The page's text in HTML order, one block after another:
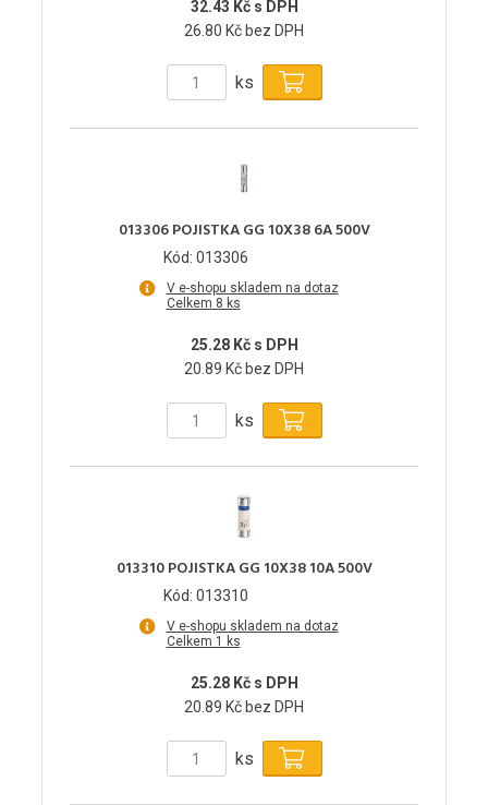
32.43 Kč s DPH
26.80 Kč bez DPH
ks
013306 POJISTKA GG 10X38 6A 500V
Kód: 013306
V e-shopu skladem na dotaz
Celkem 8 ks
25.28 Kč s DPH
20.89 Kč bez DPH
ks
013310 POJISTKA GG 10X38 10A 500V
Kód: 013310
V e-shopu skladem na dotaz
Celkem 1 ks
25.28 Kč s DPH
20.89 Kč bez DPH
ks